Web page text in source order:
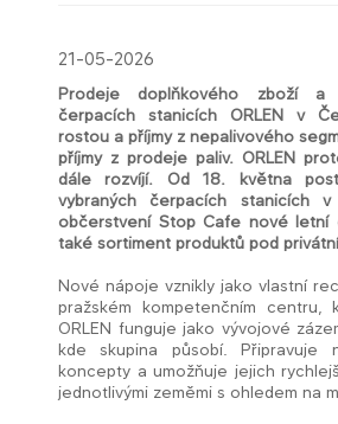
21-05-2026
Prodeje doplňkového zboží a
čerpacích stanicích ORLEN v
rostou a příjmy z nepalivového
příjmy z prodeje paliv. ORLEN
dále rozvíjí. Od 18. května
vybraných čerpacích stanicích
občerstvení Stop Cafe nové letní
také sortiment produktů pod
Nové nápoje vznikly jako vlastní
pražském kompetenčním centru,
ORLEN funguje jako vývojové
kde skupina působí. Připravuje
koncepty a umožňuje jejich
jednotlivými zeměmi s ohledem na